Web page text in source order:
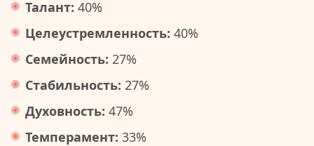
Талант: 40%
Целеустремленность: 40%
Семейность: 27%
Стабильность: 27%
Духовность: 47%
Темперамент: 33%